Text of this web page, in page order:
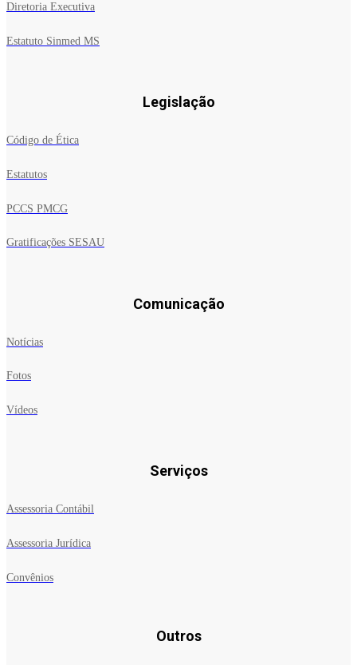
Diretoria Executiva
Estatuto Sinmed MS
Legislação
Código de Ética
Estatutos
PCCS PMCG
Gratificações SESAU
Comunicação
Notícias
Fotos
Vídeos
Serviços
Assessoria Contábil
Assessoria Jurídica
Convênios
Outros